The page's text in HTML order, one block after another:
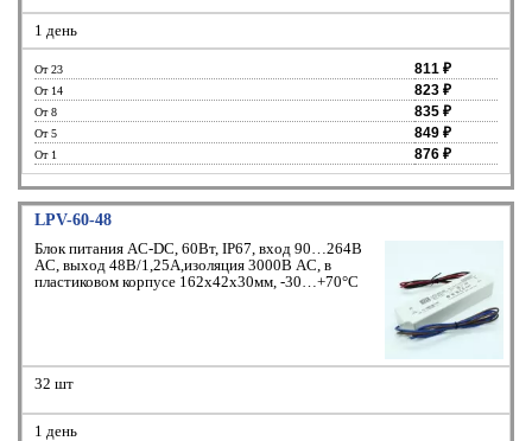
1 день
От 23 811 ₽
От 14 823 ₽
От 8 835 ₽
От 5 849 ₽
От 1 876 ₽
LPV-60-48
Блок питания AC-DC, 60Вт, IP67, вход 90…264В
AC, выход 48В/1,25А,изоляция 3000В AC, в
пластиковом корпусе 162х42х30мм, -30…+70°С
32 шт
1 день